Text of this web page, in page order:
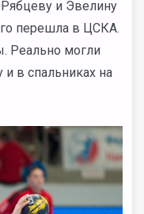
и Эвелину
перешла в ЦСКА.
Реально могли
и в спальниках на